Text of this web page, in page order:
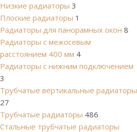
Низкие радиаторы 3
Плоские радиаторы 1
Радиаторы для панорамных окон 8
Радиаторы с межосевым
расстоянием 400 мм 4
Радиаторы с нижним подключением
3
Трубчатые вертикальные радиаторы
27
Трубчатые радиаторы 486
Cтальные трубчатые радиаторы